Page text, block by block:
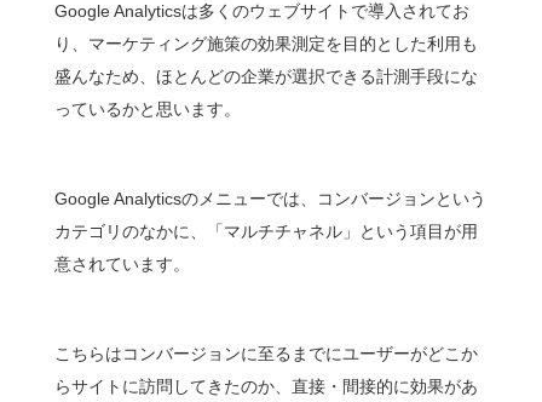
Google Analyticsは多くのウェブサイトで導入されてお
り、マーケティング施策の効果測定を目的とした利用も
盛んなため、ほとんどの企業が選択できる計測手段にな
っているかと思います。
Google Analyticsのメニューでは、コンバージョンという
カテゴリのなかに、「マルチチャネル」という項目が用
意されています。
こちらはコンバージョンに至るまでにユーザーがどこか
らサイトに訪問してきたのか、直接・間接的に効果があ